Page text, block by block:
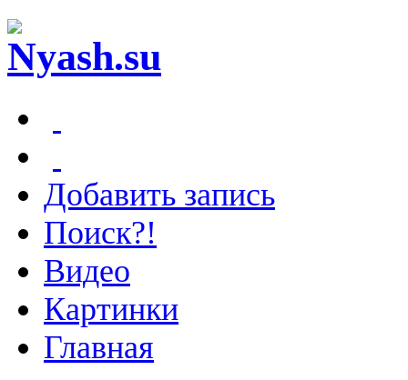
Добавить запись
Поиск?!
Видео
Картинки
Главная